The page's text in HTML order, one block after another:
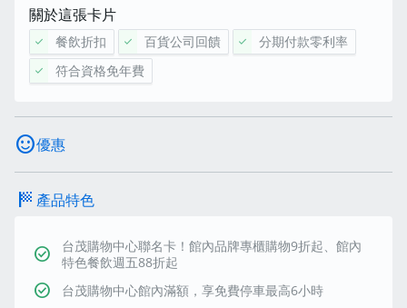
關於這張卡片
check 餐飲折扣 check 百貨公司回饋 check 分期付款零利率
check 符合資格免年費
sentiment_satisfied優惠
sports_score 產品特色
check_circle
台茂購物中心聯名卡！館內品牌專櫃購物9折起、館內
特色餐飲週五88折起
check_circle 台茂購物中心館內滿額，享免費停車最高6小時